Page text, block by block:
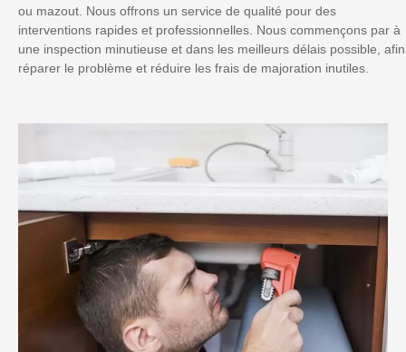
ou mazout. Nous offrons un service de qualité pour des
interventions rapides et professionnelles. Nous commençons par à
une inspection minutieuse et dans les meilleurs délais possible, afin
réparer le problème et réduire les frais de majoration inutiles.